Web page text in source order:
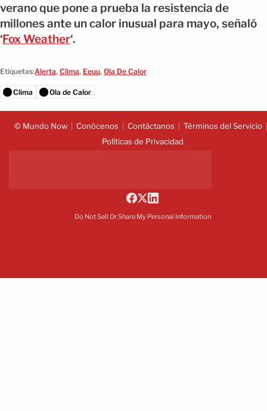
verano que pone a prueba la resistencia de
millones ante un calor inusual para mayo, señaló
‘Fox Weather‘.
Etiquetas:Alerta, Clima, Eeuu, Ola De Calor
Clima Ola de Calor
© Mundo Now Conócenos Contáctanos
Términos del Servicio
Políticas de Privacidad
Do Not Sell Or Share My Personal Information